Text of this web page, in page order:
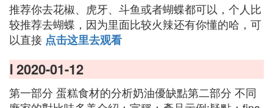
推荐你去花椒、虎牙、斗鱼或者蝴蝶都可以，个人比
较推荐去蝴蝶，因为里面比较火辣还有你懂的哈，可
以直接 点击这里去观看
Ⅰ 2020-01-12
第一部分 蛋糕食材的分析奶油優缺點第二部分 不同